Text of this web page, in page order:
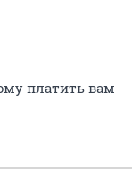
платить вам